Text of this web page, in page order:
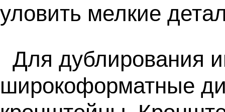
уловить мелкие
Для дублирования
широкоформатные